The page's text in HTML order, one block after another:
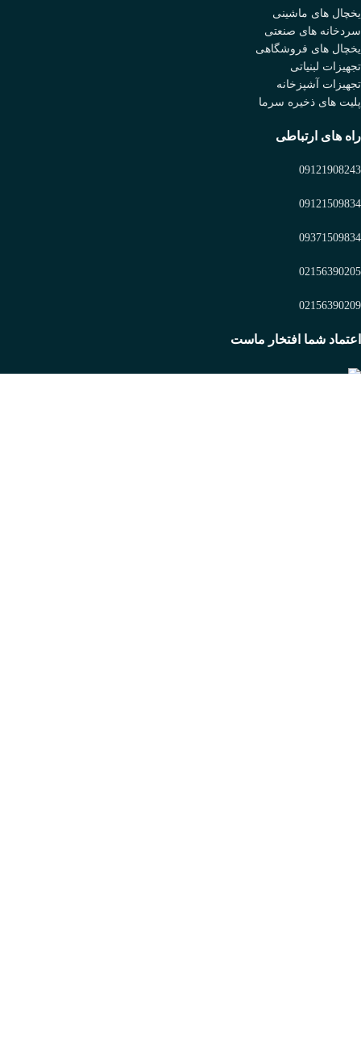
یخچال های ماشینی
سردخانه های صنعتی
یخچال های فروشگاهی
تجهیزات لبنیاتی
تجهیزات آشپزخانه
پلیت های ذخیره سرما
راه های ارتباطی
09121908243
09121509834
09371509834
02156390205
02156390209
اعتماد شما افتخار ماست